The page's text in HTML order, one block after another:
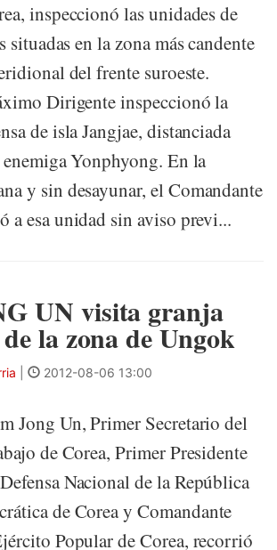
inspeccionó las unidades de
situadas en la zona más candente
del frente suroeste.
Dirigente inspeccionó la
de isla Jangjae, distanciada
Yonphyong. En la
y sin desayunar, el Comandante
a esa unidad sin aviso previ...
UN visita granja
la zona de Ungok
2012-08-06 13:00
Jong Un, Primer Secretario del
de Corea, Primer Presidente
Nacional de la República
de Corea y Comandante
Popular de Corea, recorrió